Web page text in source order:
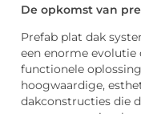
De opkomst van
Prefab plat dak
een enorme evolutie
functionele
hoogwaardige,
dakconstructies die